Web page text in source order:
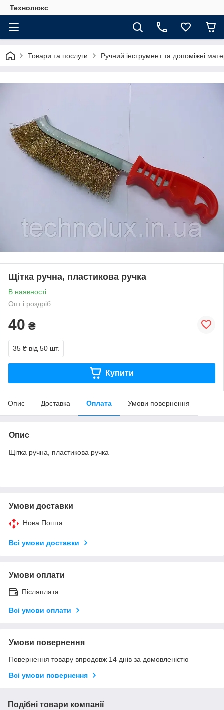
Технолюкс
Товари та послуги Ручний інструмент та допоміжні
Щітка ручна, пластикова ручка
В наявності
Опт і роздріб
40 ₴
35 ₴ від 50 шт.
Купити
Опис Доставка Оплата Умови повернення
Опис
Щітка ручна, пластикова ручка
Умови доставки
Нова Пошта
Всі умови доставки
Умови оплати
Післяплата
Всі умови оплати
Умови повернення
Повернення товару впродовж 14 днів за домовленістю
Всі умови повернення
Подібні товари компанії